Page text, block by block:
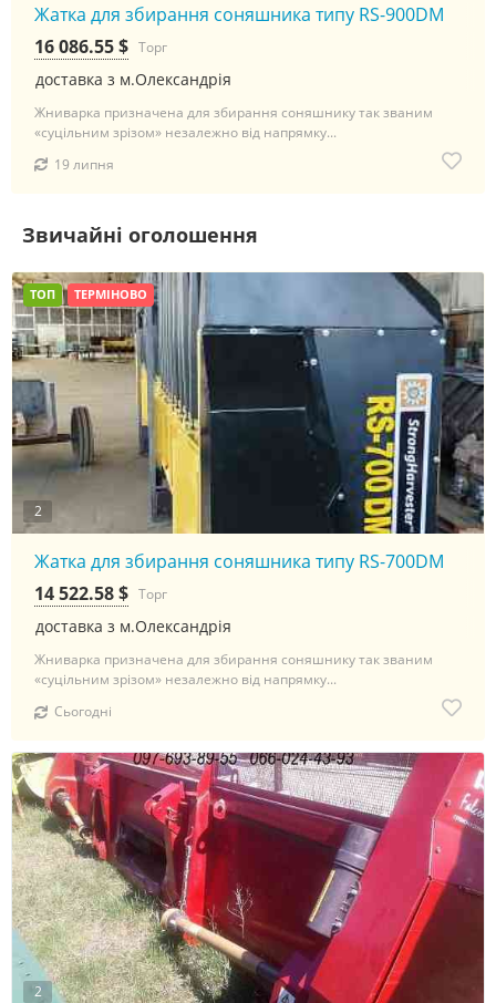
Жатка для збирання соняшника типу RS-900DM
доставка з м.Олександрія
16 086.55 $ Торг
Жниварка призначена для збирання соняшнику так званим
«суцільним зрізом» незалежно від напрямку...
19 липня
Звичайні оголошення
ТОП ТЕРМІНОВО
2
Жатка для збирання соняшника типу RS-700DM
доставка з м.Олександрія
14 522.58 $ Торг
Жниварка призначена для збирання соняшнику так званим
«суцільним зрізом» незалежно від напрямку...
Сьогодні
2